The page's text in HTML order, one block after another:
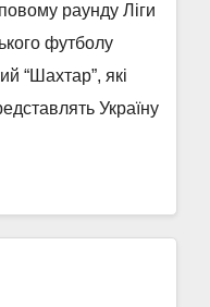
раунду Ліги
футболу
“Шахтар”, які
Україну